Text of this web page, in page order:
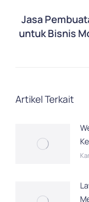
Jasa
untuk Bisnis
Artikel Terkait